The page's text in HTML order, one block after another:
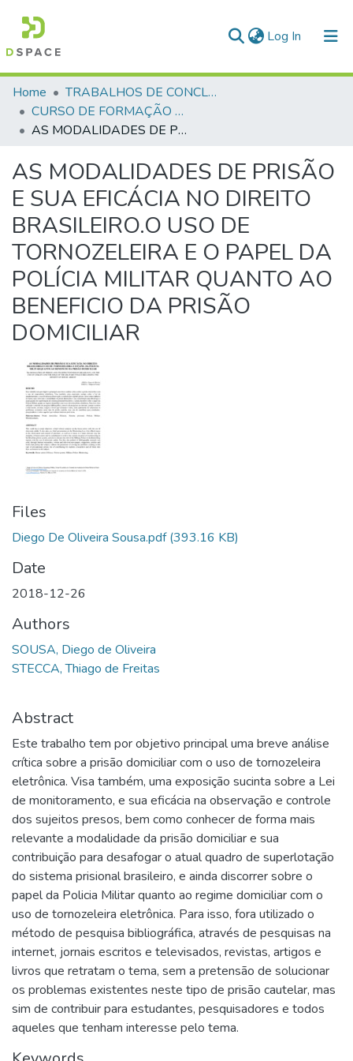
Log In (current)
Communities & Collections
All of DSpace
Home
TRABALHOS DE CONCLUSÃO DE CURSO - CFP (CURSO DE FORMAÇÃO DE PRAÇAS)
CURSO DE FORMAÇÃO DE PRAÇAS - CFP - 2018
AS MODALIDADES DE PRISÃO E SUA EFICÁCIA NO DIREITO BRASILEIRO.O USO DE TORNOZELEIRA E O PAPEL DA POLÍCIA MILITAR QUANTO AO BENEFICIO DA PRISÃO DOMICILIAR
AS MODALIDADES DE PRISÃO
E SUA EFICÁCIA NO DIREITO
BRASILEIRO.O USO DE
TORNOZELEIRA E O PAPEL DA
POLÍCIA MILITAR QUANTO AO
BENEFICIO DA PRISÃO
DOMICILIAR
Files
Diego De Oliveira Sousa.pdf(393.16 KB)
Date
2018-12-26
Authors
SOUSA, Diego de Oliveira
STECCA, Thiago de Freitas
Abstract
Este trabalho tem por objetivo principal uma breve análise
crítica sobre a prisão domiciliar com o uso de tornozeleira
eletrônica. Visa também, uma exposição sucinta sobre a Lei
de monitoramento, e sua eficácia na observação e controle
dos sujeitos presos, bem como conhecer de forma mais
relevante a modalidade da prisão domiciliar e sua
contribuição para desafogar o atual quadro de superlotação
do sistema prisional brasileiro, e ainda discorrer sobre o
papel da Policia Militar quanto ao regime domiciliar com o
uso de tornozeleira eletrônica. Para isso, fora utilizado o
método de pesquisa bibliográfica, através de pesquisas na
internet, jornais escritos e televisados, revistas, artigos e
livros que retratam o tema, sem a pretensão de solucionar
os problemas existentes neste tipo de prisão cautelar, mas
sim de contribuir para estudantes, pesquisadores e todos
aqueles que tenham interesse pelo tema.